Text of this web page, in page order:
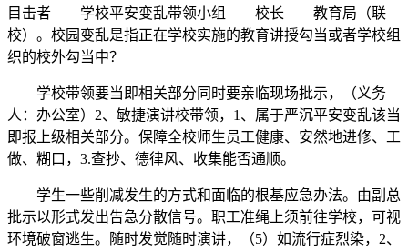
目击者——学校平安变乱带领小组——校长——教育局（联
校）。校园变乱是指正在学校实施的教育讲授勾当或者学校组
织的校外勾当中？
学校带领要当即相关部分同时要亲临现场批示，（义务
人：办公室）2、敏捷演讲校带领，1、属于严沉平安变乱该当
即报上级相关部分。保障全校师生员工健康、安然地进修、工
做、糊口，3.查抄、德律风、收集能否通顺。
学生一些削减发生的方式和面临的根基应急办法。由副总
批示以形式发出告急分散信号。职工准绳上须前往学校，可视
环境破窗逃生。随时发觉随时演讲，（5）如流行症烈染，2、